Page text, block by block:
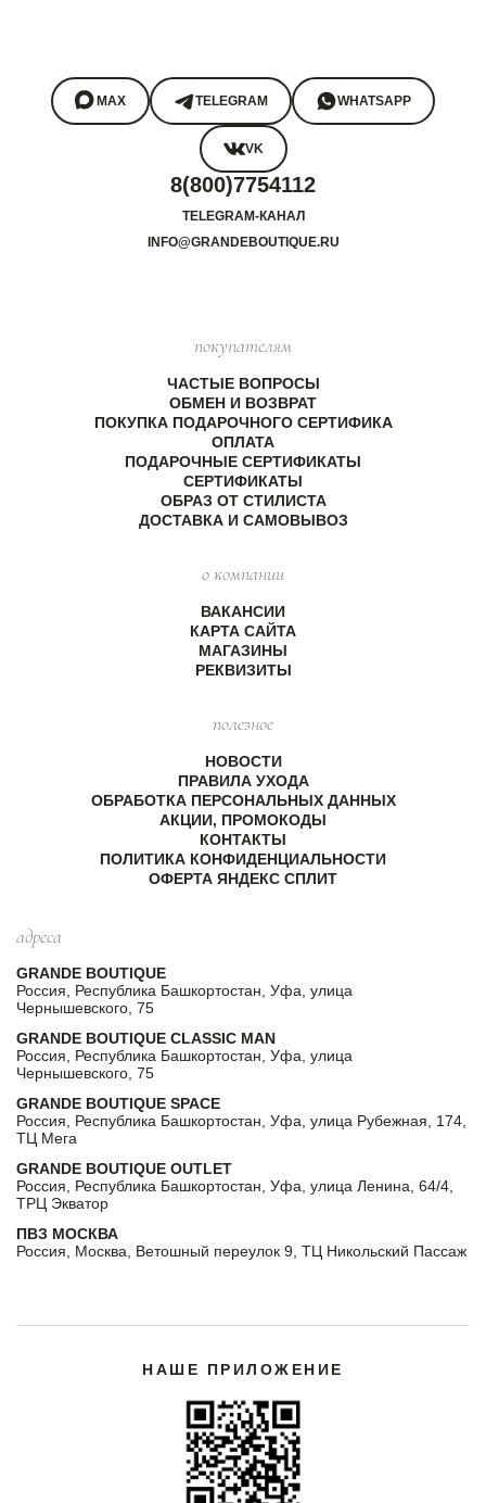
MAX TELEGRAM WHATSAPP
VK
8(800)7754112
TELEGRAM-КАНАЛ
INFO@GRANDEBOUTIQUE.RU
покупателям
ЧАСТЫЕ ВОПРОСЫ
ОБМЕН И ВОЗВРАТ
ПОКУПКА ПОДАРОЧНОГО СЕРТИФИКА
ОПЛАТА
ПОДАРОЧНЫЕ СЕРТИФИКАТЫ
СЕРТИФИКАТЫ
ОБРАЗ ОТ СТИЛИСТА
ДОСТАВКА И САМОВЫВОЗ
о компании
ВАКАНСИИ
КАРТА САЙТА
МАГАЗИНЫ
РЕКВИЗИТЫ
полезное
НОВОСТИ
ПРАВИЛА УХОДА
ОБРАБОТКА ПЕРСОНАЛЬНЫХ ДАННЫХ
АКЦИИ, ПРОМОКОДЫ
КОНТАКТЫ
ПОЛИТИКА КОНФИДЕНЦИАЛЬНОСТИ
ОФЕРТА ЯНДЕКС СПЛИТ
адреса
GRANDE BOUTIQUE
Россия, Республика Башкортостан, Уфа, улица
Чернышевского, 75
GRANDE BOUTIQUE CLASSIC MAN
Россия, Республика Башкортостан, Уфа, улица
Чернышевского, 75
GRANDE BOUTIQUE SPACE
Россия, Республика Башкортостан, Уфа, улица Рубежная, 174,
ТЦ Мега
GRANDE BOUTIQUE OUTLET
Россия, Республика Башкортостан, Уфа, улица Ленина, 64/4,
ТРЦ Экватор
ПВЗ МОСКВА
Россия, Москва, Ветошный переулок 9, ТЦ Никольский Пассаж
НАШЕ ПРИЛОЖЕНИЕ